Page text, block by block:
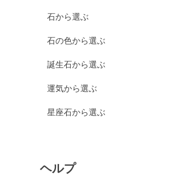
石から選ぶ
石の色から選ぶ
誕生石から選ぶ
運気から選ぶ
星座石から選ぶ
ヘルプ